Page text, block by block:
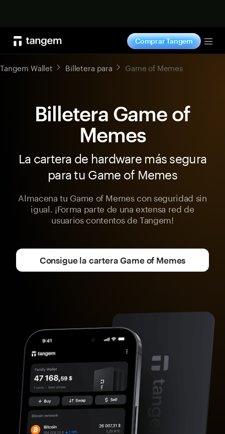
Comprar Tangem
Tangem Wallet Billetera para Game of Memes
Billetera Game of
Memes
La cartera de hardware más segura
para tu Game of Memes
Almacena tu Game of Memes con seguridad sin
igual. ¡Forma parte de una extensa red de
usuarios contentos de Tangem!
Consigue la cartera Game of Memes